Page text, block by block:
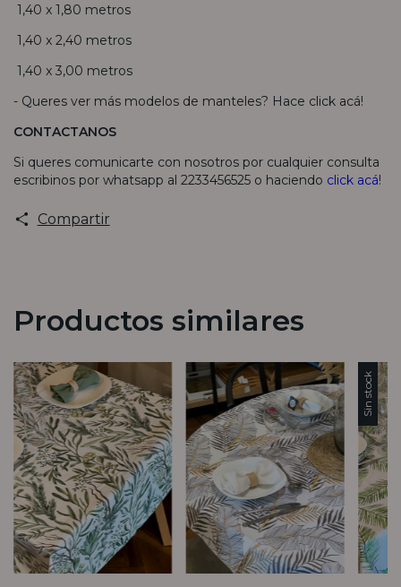
1,40 x 1,80 metros
1,40 x 2,40 metros
1,40 x 3,00 metros
- Queres ver más modelos de manteles? Hace click acá!
CONTACTANOS
Si queres comunicarte con nosotros por cualquier consulta
escribinos por whatsapp al 2233456525 o haciendo click acá!
Compartir
Productos similares
Sin stock